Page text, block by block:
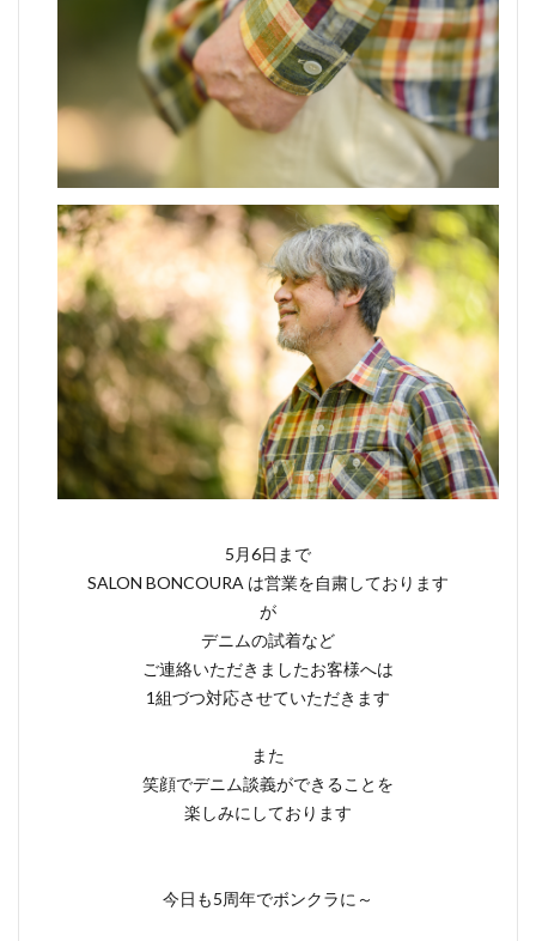
5月6日まで
SALON BONCOURA は営業を自粛しております
が
デニムの試着など
ご連絡いただきましたお客様へは
1組づつ対応させていただきます
また
笑顔でデニム談義ができることを
楽しみにしております
今日も5周年でボンクラに～